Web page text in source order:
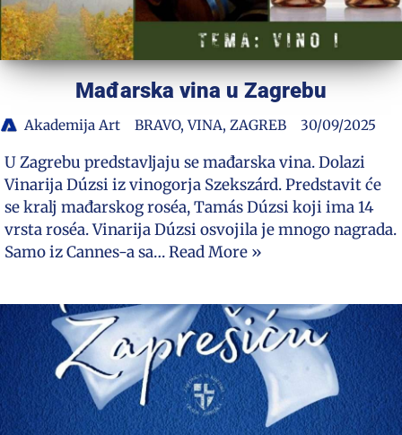
Mađarska vina u Zagrebu
Akademija Art BRAVO,VINA, ZAGREB 30/09/2025
U Zagrebu predstavljaju se mađarska vina. Dolazi
Vinarija Dúzsi iz vinogorja Szekszárd. Predstavit će
se kralj mađarskog roséa, Tamás Dúzsi koji ima 14
vrsta roséa. Vinarija Dúzsi osvojila je mnogo nagrada.
Samo iz Cannes-a sa…Read More »